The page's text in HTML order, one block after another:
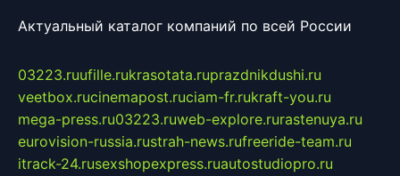
Актуальный каталог компаний по всей России
03223.ruufille.rukrasotata.ruprazdnikdushi.ru
veetbox.rucinemapost.ruciam-fr.rukraft-you.ru
mega-press.ru03223.ruweb-explore.rurastenuya.ru
eurovision-russia.rustrah-news.rufreeride-team.ru
itrack-24.rusexshopexpress.ruautostudiopro.ru